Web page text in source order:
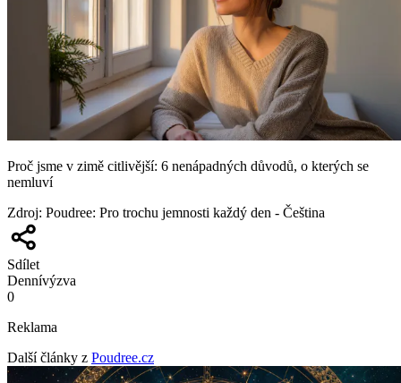
Proč jsme v zimě citlivější: 6 nenápadných důvodů, o kterých se
nemluví
Zdroj: Poudree: Pro trochu jemnosti každý den - Čeština
Sdílet
Dennívýzva
0
Reklama
Další články z Poudree.cz